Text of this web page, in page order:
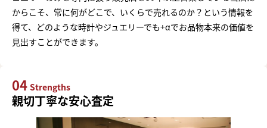
からこそ、常に何がどこで、いくらで売れるのか？という情報を
得て、どのような時計やジュエリーでも+αでお品物本来の価値を
見出すことができます。
04 Strengths
親切丁寧な安心査定